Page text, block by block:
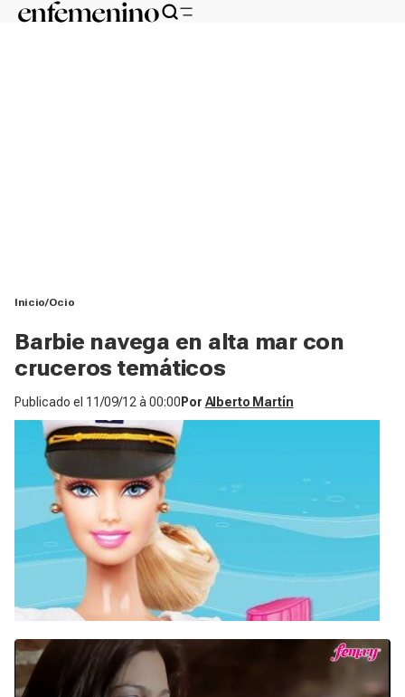
Inicio Ocio
Barbie navega en alta mar con
cruceros temáticos
Publicado el 11/09/12 à 00:00 Por Alberto Martín